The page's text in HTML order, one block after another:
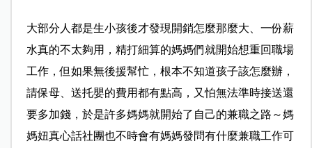
大部分人都是生小孩後才發現開銷怎麼那麼大、一份薪
水真的不太夠用，精打細算的媽媽們就開始想重回職場
工作，但如果無後援幫忙，根本不知道孩子該怎麼辦，
請保母、送托嬰的費用都有點高，又怕無法準時接送還
要多加錢，於是許多媽媽就開始了自己的兼職之路～媽
媽妞真心話社團也不時會有媽媽發問有什麼兼職工作可